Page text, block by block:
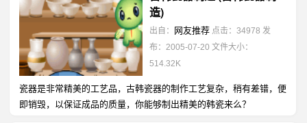
造)
出自： 网友推荐 点击：34978 发
布：2005-07-20 文件大小：
514.32K
瓷器是非常精美的工艺品，古韩瓷器的制作工艺复杂，稍有差错，便
即销毁，以保证成品的质量，你能够制出精美的韩瓷来么？